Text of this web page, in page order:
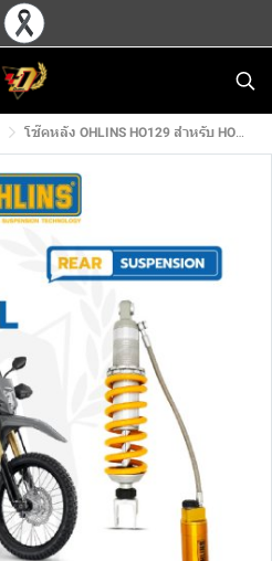
โช๊คหลัง OHLINS HO129 สำหรับ HONDA CRF300L